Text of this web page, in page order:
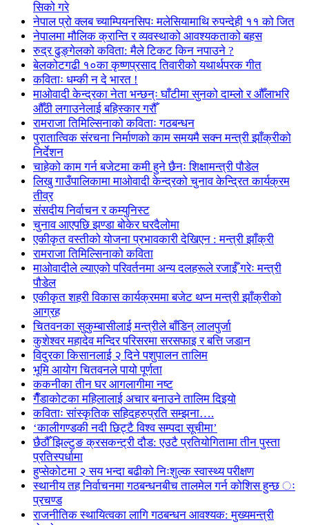
सिको गरे
नेपाल प्रो क्लब च्याम्पियनसिपः मलेसियामाथि रुपन्देही ११ को जित
नेपालमा मौलिक क्रान्ति र व्यवस्थाको आवश्यकताको बहस
रुद्र ढुङ्गेलको कविता: मैले टिकट किन नपाउने ?
बेलकोटगढी १०का कृष्णप्रसाद तिवारीको यथार्थपरक गीत
कविताः धम्की न दे भारत !
माओवादी केन्द्रका नेता भन्छन्ः घाँटीमा सुनको दाम्लो र औँलाभरि
औँठी लगाउनेलाई बहिस्कार गरौँ
रामराजा तिमिल्सिनाको कविताः गठबन्धन
पुरातात्विक संरचना निर्माणको काम समयमै सक्न मन्त्री झाँक्रीको
निर्देशन
चाहेको काम गर्न बजेटमा कमी हुने छैनः शिक्षामन्त्री पौडेल
लिखु गाउँपालिकामा माओवादी केन्द्रको चुनाव केन्द्रित कार्यक्रम
तीव्र
संसदीय निर्वाचन र कम्युनिस्ट
चुनाव आएपछि झण्डा बोकेर घरदैलोमा
एकीकृत वस्तीको योजना प्रभावकारी देखिएन : मन्त्री झाँक्री
रामराजा तिमिल्सिनाको कविता
माओवादीले ल्याएको परिवर्तनमा अन्य दलहरूले रजाईँ गरेः मन्त्री
पौडेल
एकीकृत शहरी विकास कार्यक्रममा बजेट थप्न मन्त्री झाँक्रीको
आग्रह
चितवनका सुकुम्बासीलाई मन्त्रीले बाँडिन् लालपुर्जा
कुशेश्वर महादेव मन्दिर परिसरमा सरसफाइ र बत्ति जडान
विदुरका किसानलाई २ दिने पशुपालन तालिम
भूमि आयोग चितवनले पायो पूर्णता
ककनीका तीन घर आगलागीमा नष्ट
गैँडाकोटका महिलालाई अचार बनाउने तालिम दिइयो
कविताः सांस्कृतिक सहिदहरुप्रति सम्झना….
‘कालीगण्डकी नदी छिट्टै विश्व सम्पदा सूचीमा’
छैठौँ झिल्टुङ क्रसकन्ट्री दौड: एउटै प्रतियोगितामा तीन पुस्ता
प्रतिस्पर्धामा
हुप्सेकोटमा २ सय भन्दा बढीको निःशुल्क स्वास्थ्य परीक्षण
स्थानीय तह निर्वाचनमा गठबन्धनबीच तालमेल गर्न कोशिस हुन्छ ः
प्रचण्ड
राजनीतिक स्थायित्वका लागि गठबन्धन आवश्यक: मुख्यमन्त्री